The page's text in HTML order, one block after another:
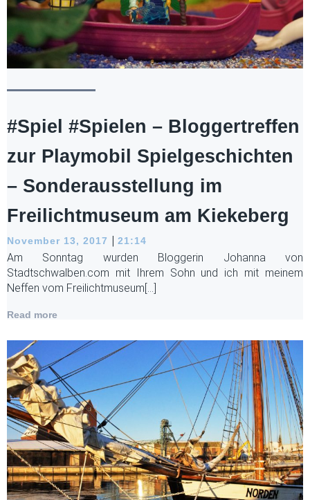
#Spiel #Spielen – Bloggertreffen
zur Playmobil Spielgeschichten
– Sonderausstellung im
Freilichtmuseum am Kiekeberg
November 13, 2017 | 21:14
Am Sonntag wurden Bloggerin Johanna von
Stadtschwalben.com mit Ihrem Sohn und ich mit meinem
Neffen vom Freilichtmuseum[…]
Read more